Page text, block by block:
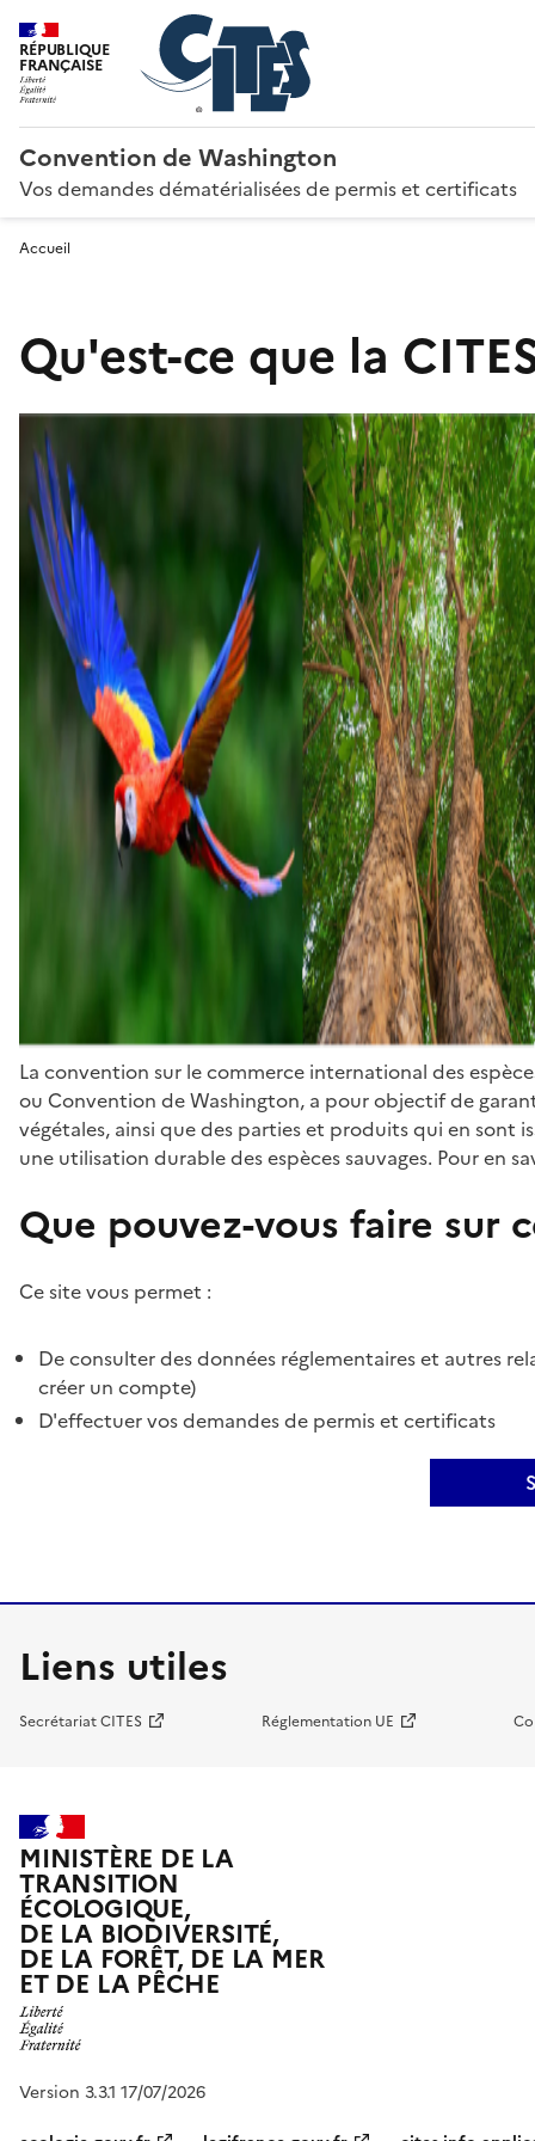
RÉPUBLIQUE
FRANÇAISE
Convention de Washington
Vos demandes dématérialisées de permis et certificats
Accueil
Qu'est-ce que la
La convention sur le commerce international des
ou Convention de Washington, a pour objectif de
végétales, ainsi que des parties et produits qui en sont
une utilisation durable des espèces sauvages. Pour en
Que pouvez-vous faire sur
Ce site vous permet :
De consulter des données réglementaires et autres
créer un compte)
D'effectuer vos demandes de permis et certificats
Liens utiles
Secrétariat CITES Réglementation UE
MINISTÈRE DE LA
TRANSITION
ÉCOLOGIQUE,
DE LA BIODIVERSITÉ,
DE LA FORÊT, DE LA MER
ET DE LA PÊCHE
Version 3.3.1 17/07/2026